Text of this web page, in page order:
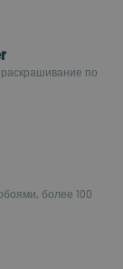
по
более 100